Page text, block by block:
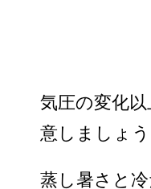
気圧の変化
意しましょう
蒸し暑さと